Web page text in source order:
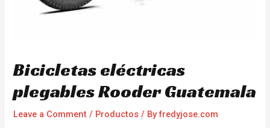
Bicicletas eléctricas
plegables Rooder Guatemala
Leave a Comment / Productos / Byfredyjose.com